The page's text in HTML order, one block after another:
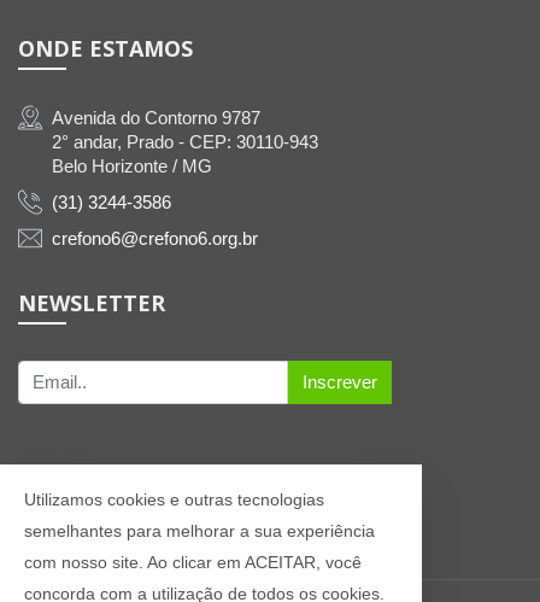
ONDE ESTAMOS
Avenida do Contorno 9787
2° andar, Prado - CEP: 30110-943
Belo Horizonte / MG
(31) 3244-3586
crefono6@crefono6.org.br
NEWSLETTER
Inscrever
Utilizamos cookies e outras tecnologias
semelhantes para melhorar a sua experiência
com nosso site. Ao clicar em ACEITAR, você
concorda com a utilização de todos os cookies.